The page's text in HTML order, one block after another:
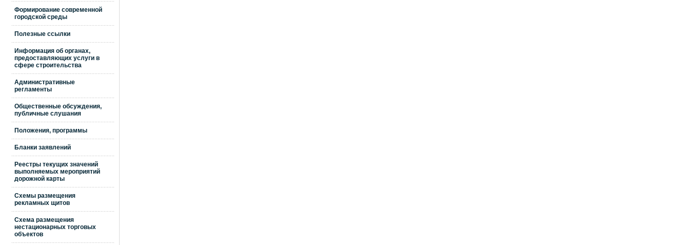
Формирование современной
городской среды
Полезные ссылки
Информация об органах,
предоставляющих услуги в
сфере строительства
Административные
регламенты
Общественные обсуждения,
публичные слушания
Положения, программы
Бланки заявлений
Реестры текущих значений
выполняемых мероприятий
дорожной карты
Схемы размещения
рекламных щитов
Схема размещения
нестационарных торговых
объектов